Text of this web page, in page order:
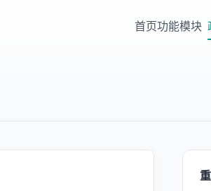
首页功能模块